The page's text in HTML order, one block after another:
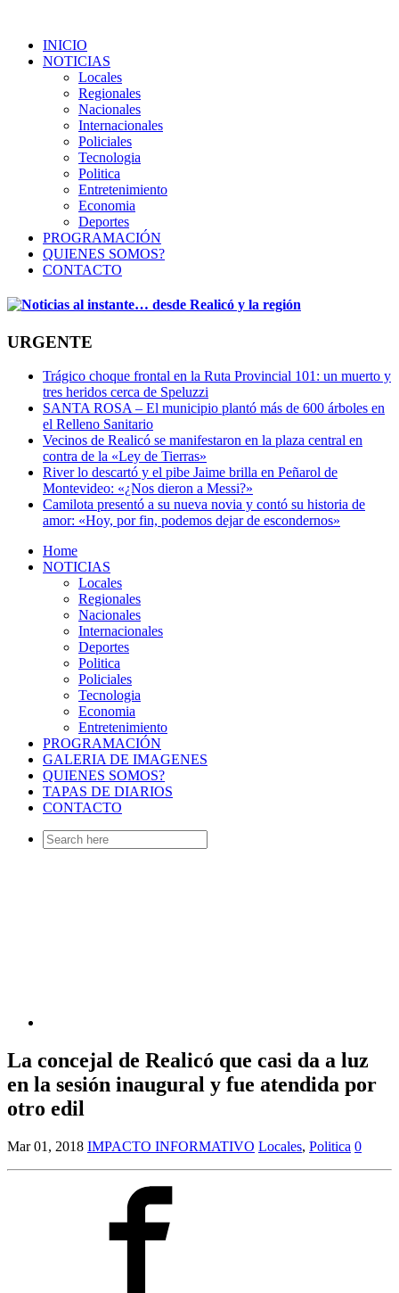
INICIO
NOTICIAS
Locales
Regionales
Nacionales
Internacionales
Policiales
Tecnologia
Politica
Entretenimiento
Economia
Deportes
PROGRAMACIÓN
QUIENES SOMOS?
CONTACTO
URGENTE
Trágico choque frontal en la Ruta Provincial 101: un muerto y
tres heridos cerca de Speluzzi
SANTA ROSA – El municipio plantó más de 600 árboles en
el Relleno Sanitario
Vecinos de Realicó se manifestaron en la plaza central en
contra de la «Ley de Tierras»
River lo descartó y el pibe Jaime brilla en Peñarol de
Montevideo: «¿Nos dieron a Messi?»
Camilota presentó a su nueva novia y contó su historia de
amor: «Hoy, por fin, podemos dejar de escondernos»
Home
NOTICIAS
Locales
Regionales
Nacionales
Internacionales
Deportes
Politica
Policiales
Tecnologia
Economia
Entretenimiento
PROGRAMACIÓN
GALERIA DE IMAGENES
QUIENES SOMOS?
TAPAS DE DIARIOS
CONTACTO
Search
for:
La concejal de Realicó que casi da a luz
en la sesión inaugural y fue atendida por
otro edil
Mar 01, 2018 IMPACTO INFORMATIVO Locales, Politica 0